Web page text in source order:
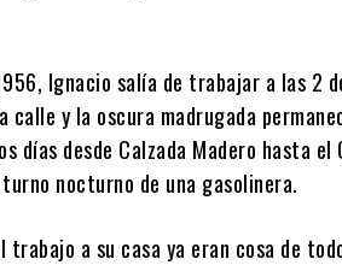
Ignacio salía de trabajar a las 2
calle y la oscura madrugada
días desde Calzada Madero hasta
nocturno de una gasolinera.
trabajo a su casa ya eran cosa de